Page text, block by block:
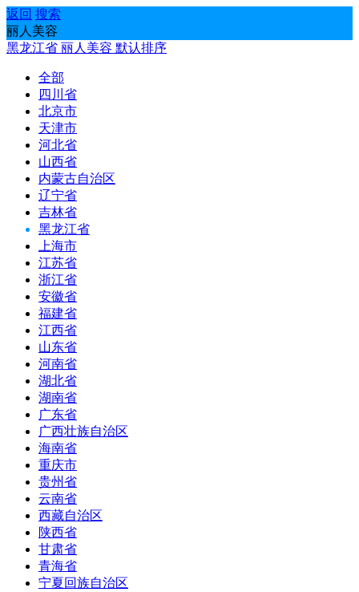
返回 搜索
丽人美容
黑龙江省 丽人美容 默认排序
全部
四川省
北京市
天津市
河北省
山西省
内蒙古自治区
辽宁省
吉林省
黑龙江省
上海市
江苏省
浙江省
安徽省
福建省
江西省
山东省
河南省
湖北省
湖南省
广东省
广西壮族自治区
海南省
重庆市
贵州省
云南省
西藏自治区
陕西省
甘肃省
青海省
宁夏回族自治区